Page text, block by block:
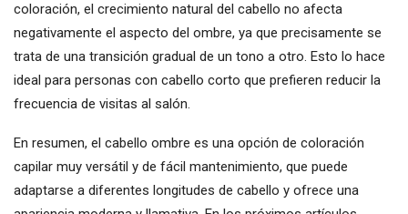
coloración, el crecimiento natural del cabello no afecta
negativamente el aspecto del ombre, ya que precisamente se
trata de una transición gradual de un tono a otro. Esto lo hace
ideal para personas con cabello corto que prefieren reducir la
frecuencia de visitas al salón.
En resumen, el cabello ombre es una opción de coloración
capilar muy versátil y de fácil mantenimiento, que puede
adaptarse a diferentes longitudes de cabello y ofrece una